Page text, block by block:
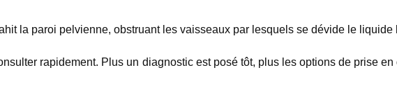
la paroi pelvienne, obstruant les vaisseaux par lesquels se dévide le liquide
rapidement. Plus un diagnostic est posé tôt, plus les options de prise